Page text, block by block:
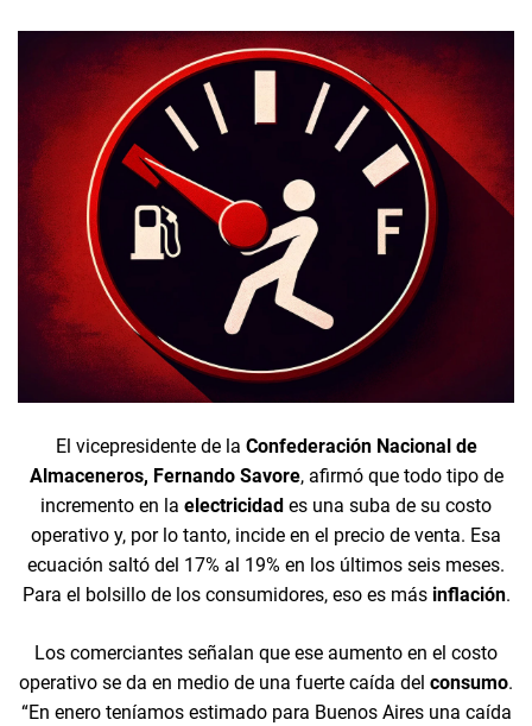
El vicepresidente de la Confederación Nacional de
Almaceneros, Fernando Savore, afirmó que todo tipo de
incremento en la electricidad es una suba de su costo
operativo y, por lo tanto, incide en el precio de venta. Esa
ecuación saltó del 17% al 19% en los últimos seis meses.
Para el bolsillo de los consumidores, eso es másinflación.
Los comerciantes señalan que ese aumento en el costo
operativo se da en medio de una fuerte caída del consumo.
“En enero teníamos estimado para Buenos Aires una caída